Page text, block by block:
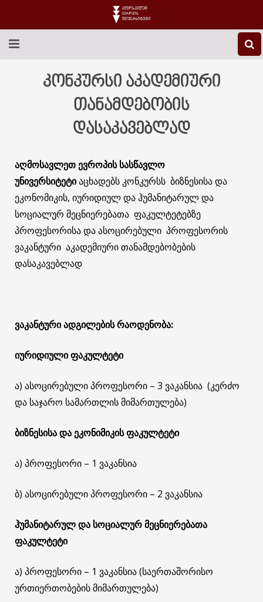
EEU-Ს ᲨᲔᲡᲐᲮᲔᲑ
ᲑᲘᲑᲚᲘᲝᲗᲔᲙᲐ
ᲡᲢᲣᲓᲔᲜᲢᲣᲠᲘ ᲪᲮᲝᲕᲠᲔᲑᲐ
ᲙᲝᲜᲢᲐᲥᲢᲘ
კონკურსი აკადემიური
თანამდებობის
დასაკავებლად
აღმოსავლეთ ევროპის სასწავლო
უნივერსიტეტიაცხადებს კონკურსს ბიზნესისა და
ეკონომიკის, იურიდიულ და ჰუმანიტარულ და
სოციალურ მეცნიერებათა ფაკულტეტებზე
პროფესორისა და ასოცირებული პროფესორის
ვაკანტური აკადემიური თანამდებობების
დასაკავებლად
ვაკანტური ადგილების რაოდენობა:
იურიდიული ფაკულტეტი
ა) ასოცირებული პროფესორი – 3 ვაკანსია (კერძო
და საჯარო სამართლის მიმართულება)
ბიზნესისა და ეკონიმიკის ფაკულტეტი
ა) პროფესორი – 1 ვაკანსია
ბ) ასოცირებული პროფესორი – 2 ვაკანსია
ჰუმანიტარულ და სოციალურ მეცნიერებათა
ფაკულტეტი
ა) პროფესორი – 1 ვაკანსია (საერთაშორისო
ურთიერთობების მიმართულება)